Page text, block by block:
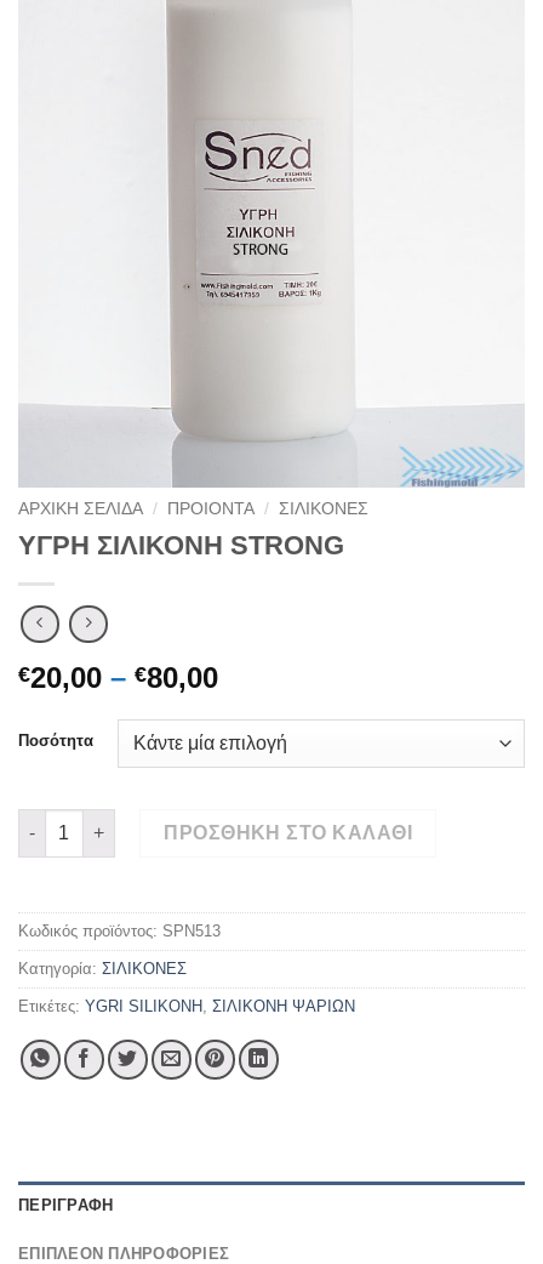
ΑΡΧΙΚΉ ΣΕΛΊΔΑ / ΠΡΟΙΟΝΤΑ / ΣΙΛΙΚΟΝΕΣ
ΥΓΡΗ ΣΙΛΙΚΟΝΗ STRONG
€20,00 – €80,00Price
€20,00
through
Ποσότητα
ΥΓΡΗ ΣΙΛΙΚΟΝΗ STRONG ποσότητα
ΠΡΟΣΘΉΚΗ ΣΤΟ ΚΑΛΆΘΙ
Κωδικός προϊόντος: SPN513
Κατηγορία: ΣΙΛΙΚΟΝΕΣ
Ετικέτες: YGRI SILIKONH ΣΙΛΙΚΟΝΗ ΨΑΡΙΩΝ
ΠΕΡΙΓΡΑΦΉ
ΕΠΙΠΛΈΟΝ ΠΛΗΡΟΦΟΡΊΕΣ